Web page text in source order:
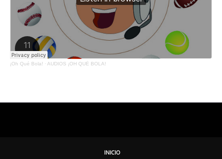
¡Oh Qué Bola! · AUDIOS ¡OH QUÉ BOLA!
INICIO